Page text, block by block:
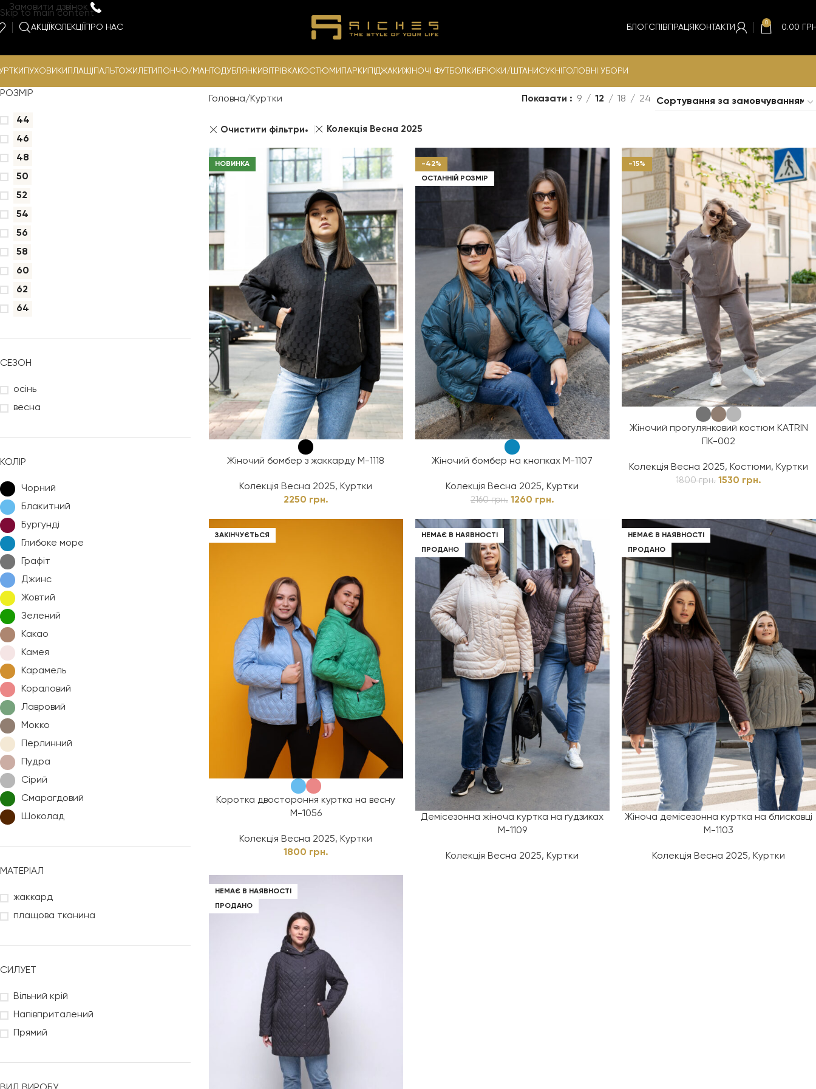
Skip to main content
Замовити дзвінок
АКЦІЇ КОЛЕКЦІЇ ПРО НАС БЛОГ СПІВПРАЦЯ КОНТАКТИ
0
0.00
ПУХОВИКИ ПЛАЩІ ПАЛЬТОЖИЛЕТИ ПОНЧО/МАНТОДУБЛЯНКИ ВІТРІВКА КОСТЮМИ ПАРКИ ПІДЖАКИЖІНОЧІ ФУТБОЛКИ БРЮКИ/ШТАНИ СУКНІ ГОЛОВНІ УБОРИ
РОЗМІР
44
46
48
50
52
54
56
58
60
62
64
СЕЗОН
осінь
весна
КОЛІР
Чорний
Блакитний
Бургунді
Глибоке море
Графіт
Джинс
Жовтий
Зелений
Какао
Камея
Карамель
Кораловий
Лавровий
Мокко
Перлинний
Пудра
Сірий
Смарагдовий
Шоколад
МАТЕРІАЛ
жаккард
плащова тканина
СИЛУЕТ
Вільний крій
Напівприталений
Прямий
Головна Куртки Показати 9 12 18 24
Очистити фільтри Колекція Весна 2025
НОВИНКА
Жіночий бомбер з жаккарду М-1118
Колекція Весна 2025,Куртки
2250 грн.
-42%
ОСТАННІЙ РОЗМІР
Жіночий бомбер на кнопках М-1107
Колекція Весна 2025,Куртки
2160грн. 1260 грн.
-15%
Жіночий прогулянковий костюм KATRIN
ПК-002
Колекція Весна 2025, Костюми, Куртки
1800грн. 1530 грн.
ЗАКІНЧУЄТЬСЯ
Коротка двостороння куртка на весну
М-1056
Колекція Весна 2025, Куртки
1800 грн.
НЕМАЄ В НАЯВНОСТІ
ПРОДАНО
Демісезонна жіноча куртка на ґудзиках
М-1109
Колекція Весна 2025,Куртки
НЕМАЄ В НАЯВНОСТІ
ПРОДАНО
Жіноча демісезонна куртка на блискавці
М-1103
Колекція Весна 2025,Куртки
НЕМАЄ В НАЯВНОСТІ
ПРОДАНО